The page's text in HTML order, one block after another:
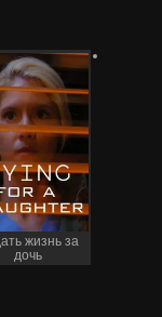
жизнь за
дочь